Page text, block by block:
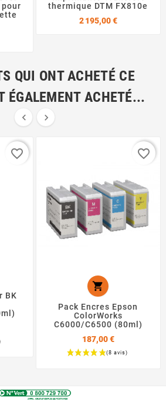
thermique DTM FX810e
2 195,00 €Prix
QUI ONT ACHETÉ CE
ÉGALEMENT ACHETÉ...
 
BK
favorite_border

Pack Encres Epson
ColorWorks
C6000/C6500 (80ml)
187,00 €
Prix
favorite_border